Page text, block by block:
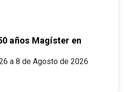
años Magíster en
a 8 de Agosto de 2026